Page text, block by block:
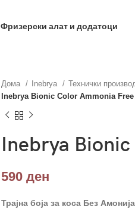
Фризерски алат и додатоци
Дома Inebrya Технички
Inebrya Bionic Color Ammonia Free
Inebrya
590 ден
Трајна боја за коса Без